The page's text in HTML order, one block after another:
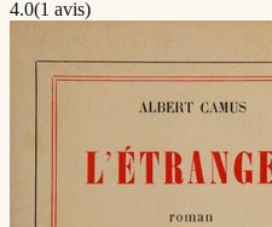
4.0(1 avis)